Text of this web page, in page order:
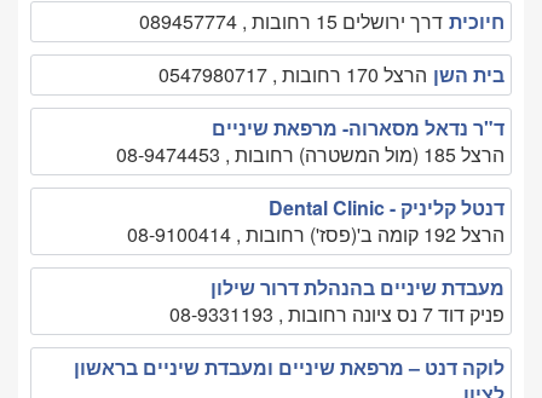
חיוכית דרך ירושלים 15 רחובות , 089457774
בית השן הרצל 170 רחובות , 0547980717
ד"ר נדאל מסארוה- מרפאת שיניים
הרצל 185 (מול המשטרה) רחובות , 08-9474453
דנטל קליניק - Dental Clinic
הרצל 192 קומה ב'(פסז') רחובות , 08-9100414
מעבדת שיניים בהנהלת דרור שילון
פניק דוד 7 נס ציונה רחובות , 08-9331193
לוקה דנט – מרפאת שיניים ומעבדת שיניים בראשון